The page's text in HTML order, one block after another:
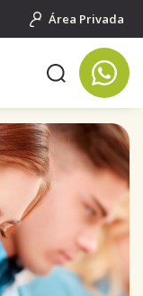
Área Privada